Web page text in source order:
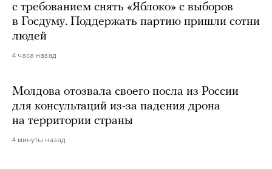
с требованием снять «Яблоко» с выборов
в Госдуму. Поддержать партию пришли сотни
людей
4 часа назад
Молдова отозвала своего посла из России
для консультаций из-за падения дрона
на территории страны
4 минуты назад